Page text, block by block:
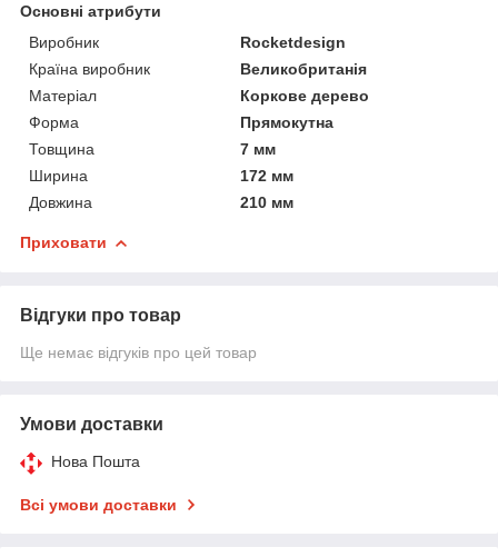
Основні атрибути
Виробник
Rocketdesign
Країна виробник
Великобританія
Матеріал
Коркове дерево
Форма
Прямокутна
Товщина
7 мм
Ширина
172 мм
Довжина
210 мм
Приховати
Відгуки про товар
Ще немає відгуків про цей товар
Умови доставки
Нова Пошта
Всі умови доставки